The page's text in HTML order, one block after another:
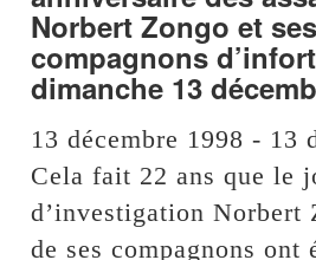
Norbert Zongo et
compagnons
dimanche 13
13 décembre 1998 - 13
Cela fait 22 ans que le
d’investigation Norbert
de ses compagnons ont